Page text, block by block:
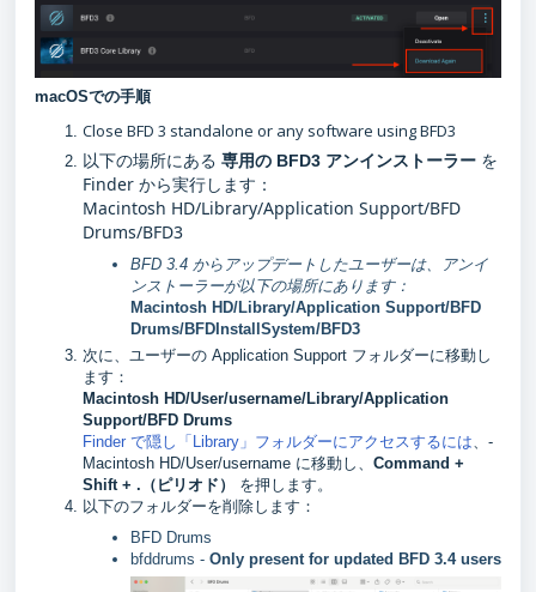
macOSでの手順
Close BFD 3 standalone or any software using BFD3
以下の場所にある 専用の BFD3 アンインストーラー を
Finder から実行します：
Macintosh HD/Library/Application Support/BFD
Drums/BFD3
BFD 3.4 からアップデートしたユーザーは、アンイ
ンストーラーが以下の場所にあります：
Macintosh HD/Library/Application Support/BFD
Drums/BFDInstallSystem/BFD3
次に、ユーザーの Application Support フォルダーに移動し
ます：
Macintosh HD/User/username/Library/Application
Support/BFD Drums
Finder で隠し「Library」フォルダーにアクセスするには 、-
Macintosh HD/User/username に移動し、 Command +
Shift + .（ピリオド）
を押します。
以下のフォルダーを削除します：
BFD Drums
bfddrums - Only present for updated BFD 3.4 users